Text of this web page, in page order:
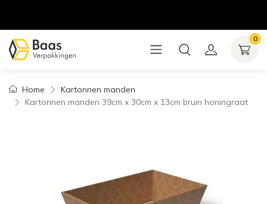
0
Home
Kartonnen manden
Kartonnen manden 39cm x 30cm x 13cm bruin honingraat